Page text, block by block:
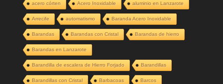
acero córten Acero Inoxidable aluminio en Lanzarote
Arrecife automatismo Baranda Acero Inoxidable
Barandas Barandas con Cristal Barandas de hierro
Barandas en Lanzarote
Barandilla de escalera de Hierro Forjado Barandillas
Barandillas con Cristal Barbacoas Barcos